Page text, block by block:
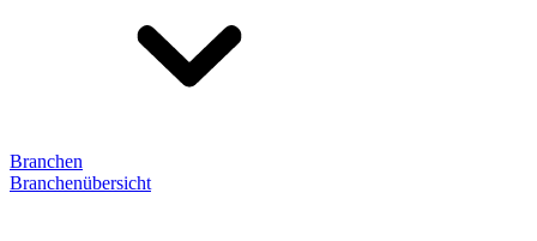
Branchen
Branchenübersicht